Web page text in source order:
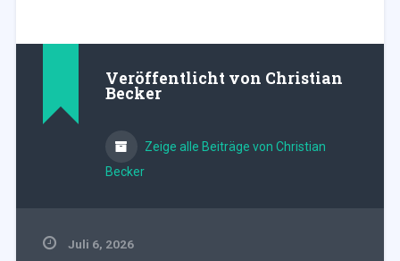
Veröffentlicht von Christian
Becker
Zeige alle Beiträge von Christian
Becker
Juli 6, 2026